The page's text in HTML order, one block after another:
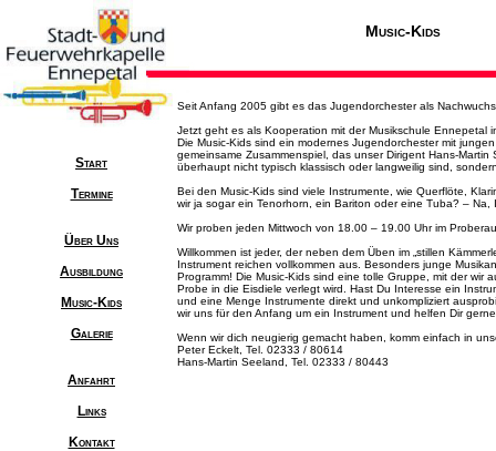
Start
Termine
Über Uns
Ausbildung
Music-Kids
Galerie
Anfahrt
Links
Kontakt
Music-Kids
Seit Anfang 2005 gibt es das Jugendorchester als
Jetzt geht es als Kooperation mit der Musikschule Ennepetal
Die Music-Kids sind ein modernes Jugendorchester mit
gemeinsame Zusammenspiel, das unser Dirigent Hans-
überhaupt nicht typisch klassisch oder langweilig sind,
Bei den Music-Kids sind viele Instrumente, wie Querflöte,
wir ja sogar ein Tenorhorn, ein Bariton oder eine Tuba? – Na,
Wir proben jeden Mittwoch von 18.00 – 19.00 Uhr im
Willkommen ist jeder, der neben dem Üben im „stillen
Instrument reichen vollkommen aus. Besonders junge
Programm! Die Music-Kids sind eine tolle Gruppe, mit der wir
Probe in die Eisdiele verlegt wird. Hast Du Interesse ein
und eine Menge Instrumente direkt und unkompliziert
wir uns für den Anfang um ein Instrument und helfen Dir
Wenn wir dich neugierig gemacht haben, komm einfach in
Peter Eckelt, Tel. 02333 / 80614
Hans-Martin Seeland, Tel. 02333 / 80443